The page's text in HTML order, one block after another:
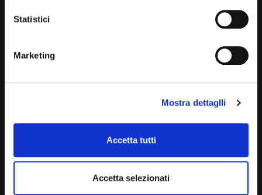
tutti” o selezionando le diverse categorie di cookies
Statistici
Marketing
Mostra dettaglli
Accetta tutti
Accetta selezionati
Via Giuditta Pasta 2, Como (CO) 22100
(+39) 031 431 3066